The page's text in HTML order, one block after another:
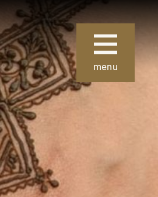
menu
Over Museum
Gouda
Organisatie
Steun ons